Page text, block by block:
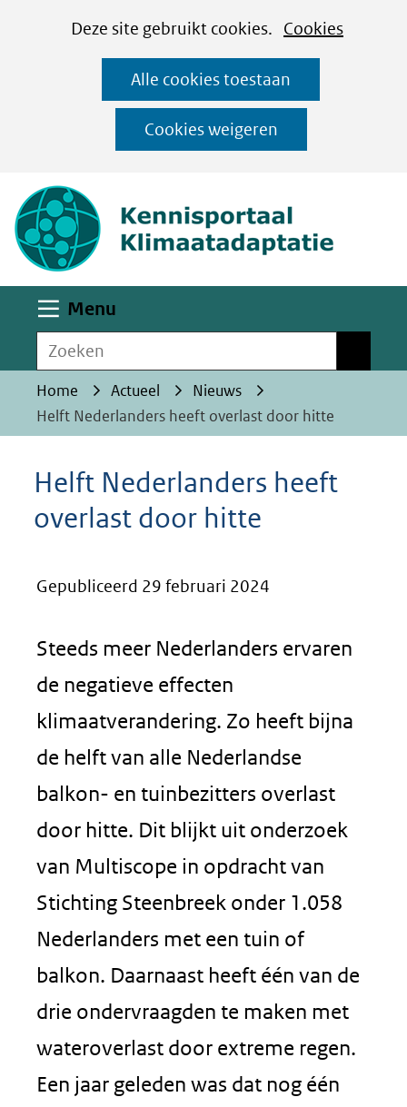
CookiesDeze site gebruikt cookies. Cookies
op
deze
website
worden
toegestaan
geweigerd.
Alle cookies toestaan
Cookies weigeren
Ga
naar
de
inhoud
Menu
Zoeken
Home Actueel
Nieuws
Helft Nederlanders heeft overlast door hitte
Helft Nederlanders heeft
overlast door hitte
Gepubliceerd 29 februari 2024
Steeds meer Nederlanders ervaren
de negatieve effecten
klimaatverandering. Zo heeft bijna
de helft van alle Nederlandse
balkon- en tuinbezitters overlast
door hitte. Dit blijkt uit onderzoek
van Multiscope in opdracht van
Stichting Steenbreek onder 1.058
Nederlanders met een tuin of
balkon. Daarnaast heeft één van de
drie ondervraagden te maken met
wateroverlast door extreme regen.
Een jaar geleden was dat nog één